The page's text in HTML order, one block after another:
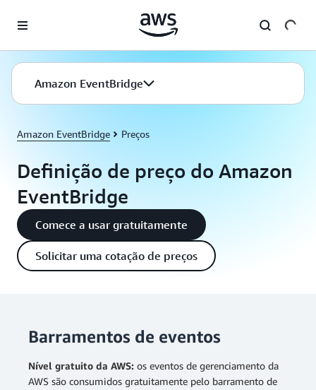
Pular para o conteúdo principal
Amazon EventBridge
Amazon EventBridge Preços
Definição de preço do Amazon
EventBridge
Comece a usar gratuitamente
Solicitar uma cotação de preços
Barramentos de eventos
Nível gratuito da AWS: os eventos de gerenciamento da
AWS são consumidos gratuitamente pelo barramento de